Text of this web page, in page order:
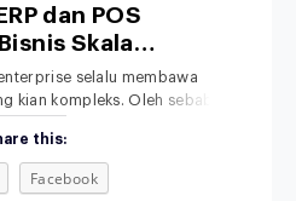
dan POS
Skala
selalu membawa
kian kompleks. Oleh sebab itu,
di toko fisik sering kali berjalan
Resource Planning (ERP) di
manajemen terpaksa
this:
Facebook